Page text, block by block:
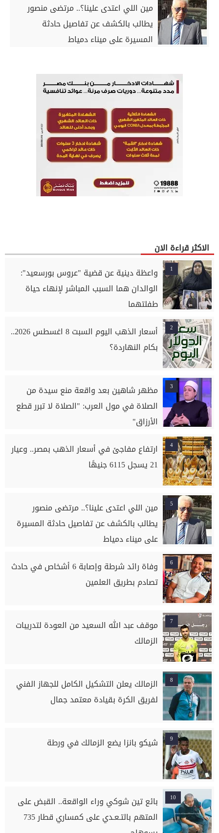
مين اللي اعتدى علينا؟.. مرتضى منصور
يطالب بالكشف عن تفاصيل حادثة
المسيرة على ميناء دمياط
الاكثر قراءة الان
1
واعظة دينية عن قضية "عروس بورسعيد":
الوالدان هما السبب المباشر لإنهاء حياة
طفلتهما
2
أسعار الذهب اليوم السبت 8 اغسطس 2026..
بكام النهاردة؟
3
مظهر شاهين بعد واقعة منع سيدة من
الصلاة في مول العرب: "الصلاة لا تبرر قطع
الأرزاق"
4
ارتفاع مفاجئ في أسعار الذهب بمصر.. وعيار
21 يسجل 6115 جنيهًا
5
مين اللي اعتدى علينا؟.. مرتضى منصور
يطالب بالكشف عن تفاصيل حادثة المسيرة
على ميناء دمياط
6
وفاة رائد شرطة وإصابة 6 أشخاص في حادث
تصادم بطريق العلمين
7
موقف عبد الله السعيد من العودة لتدريبات
الزمالك
8
الزمالك يعلن التشكيل الكامل للجهاز الفني
لفريق الكرة بقيادة معتمد جمال
9 شيكو بانزا يضع الزمالك في ورطة
10
بائع تين شوكي وراء الواقعة.. القبض على
المتهم بالتـعـدي على كمساري قطار 735